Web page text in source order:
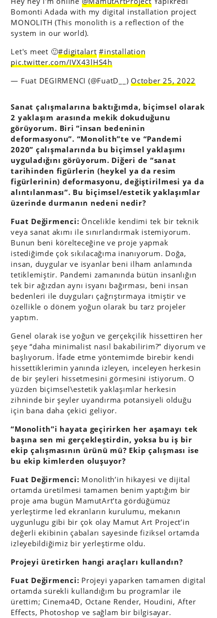
Bomonti Adada with my digital installation project
MONOLITH (This monolith is a reflection of the
system in our world).
Let's meet 🙂#digitalart #installation
pic.twitter.com/IVX43lHS4h
— Fuat DEGIRMENCI (@FuatD__) October 25, 2022
Sanat çalışmalarına baktığımda, biçimsel olarak
2 yaklaşım arasında mekik dokuduğunu
görüyorum. Biri “insan bedeninin
deformasyonu”. “Monolith”te ve “Pandemi
2020” çalışmalarında bu biçimsel yaklaşımı
uyguladığını görüyorum. Diğeri de “sanat
tarihinden figürlerin (heykel ya da resim
figürlerinin) deformasyonu, değiştirilmesi ya da
alıntılanması”. Bu biçimsel/estetik yaklaşımlar
üzerinde durmanın nedeni nedir?
Fuat Değirmenci: Öncelikle kendimi tek bir teknik
veya sanat akımı ile sınırlandırmak istemiyorum.
Bunun beni körelteceğine ve proje yapmak
istediğimde çok sıkılacağıma inanıyorum. Doğa,
insan, duygular ve isyanlar beni ilham anlamında
tetiklemiştir. Pandemi zamanında bütün insanlığın
tek bir ağızdan aynı isyanı bağırması, beni insan
bedenleri ile duyguları çağrıştırmaya itmiştir ve
özellikle o dönem yoğun olarak bu tarz projeler
yaptım.
Genel olarak ise yoğun ve gerçekçilik hissettiren her
şeye “daha minimalist nasıl bakabilirim?” diyorum ve
başlıyorum. İfade etme yöntemimde birebir kendi
hissettiklerimin yanında izleyen, inceleyen herkesin
de bir şeyleri hissetmesini görmesini istiyorum. O
yüzden biçimsel\estetik yaklaşımlar herkesin
zihninde bir şeyler uyandırma potansiyeli olduğu
için bana daha çekici geliyor.
“Monolith”i hayata geçirirken her aşamayı tek
başına sen mi gerçekleştirdin, yoksa bu iş bir
ekip çalışmasının ürünü mü? Ekip çalışması ise
bu ekip kimlerden oluşuyor?
Fuat Değirmenci: Monolith’in hikayesi ve dijital
ortamda üretilmesi tamamen benim yaptığım bir
proje ama bugün MamutArt’ta gördüğümüz
yerleştirme led ekranların kurulumu, mekanın
uygunlugu gibi bir çok olay Mamut Art Project’in
değerli ekibinin çabaları sayesinde fiziksel ortamda
izleyebildiğimiz bir yerleştirme oldu.
Projeyi üretirken hangi araçları kullandın?
Fuat Değirmenci: Projeyi yaparken tamamen digital
ortamda sürekli kullandığım bu programlar ile
ürettim; Cinema4D, Octane Render, Houdini, After
Effects, Photoshop ve sağlam bir bilgisayar.